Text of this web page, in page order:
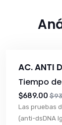
AC. ANTI
Tiempo
$689.00
Las pruebas
(anti-dsDNA